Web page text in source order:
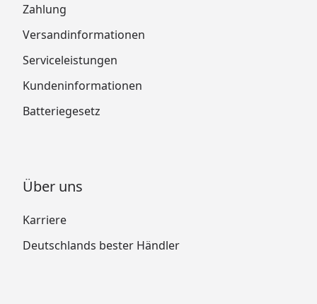
Zahlung
Versandinformationen
Serviceleistungen
Kundeninformationen
Batteriegesetz
Über uns
Karriere
Deutschlands bester Händler